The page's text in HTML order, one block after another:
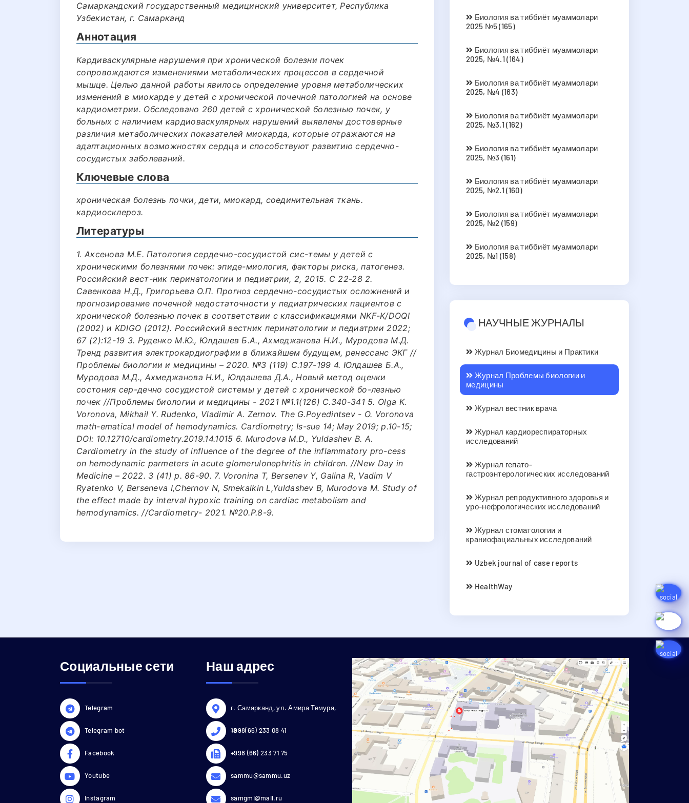
Самаркандский государственный медицинский университет, Республика
Узбекистан, г. Самарканд
Аннотация
Кардиваскулярные нарушения при хронической болезни почек
сопровождаются изменениями метаболических процессов в сердечной
мышце. Целью данной работы явилось определение уровня метаболических
изменений в миокарде у детей с хронической почечной патологией на основе
кардиометрии. Обследовано 260 детей с хронической болезнью почек, у
больных с наличием кардиоваскулярных нарушений выявлены достоверные
различия метаболических показателей миокарда, которые отражаются на
адаптационных возможностях сердца и способствуют развитию сердечно-
сосудистых заболеваний.
Ключевые слова
хроническая болезнь почки, дети, миокард, соединительная ткань.
кардиосклероз.
Литературы
1. Аксенова М.Е. Патология сердечно-сосудистой сис-темы у детей с
хроническими болезнями почек: эпиде-миология, факторы риска, патогенез.
Российский вест-ник перинатологии и педиатрии, 2, 2015. С 22-28 2.
Савенкова Н.Д., Григорьева О.П. Прогноз сердечно-сосудистых осложнений и
прогнозирование почечной недостаточности у педиатрических пациентов с
хронической болезнью почек в соответствии с классификациями NKF-K/DOQI
(2002) и KDIGO (2012). Российский вестник перинатологии и педиатрии 2022;
67 (2):12-19 3. Руденко М.Ю., Юлдашев Б.А., Ахмеджанова Н.И., Муродова М.Д.
Тренд развития электрокардиографии в ближайшем будущем, ренессанс ЭКГ //
Проблемы биологии и медицины – 2020. №3 (119) С.197-199 4. Юлдашев Б.А.,
Муродова М.Д., Ахмеджанова Н.И., Юлдашева Д.А., Новый метод оценки
состония сер-дечно сосудистой системы у детей с хронической бо-лезнью
почек //Проблемы биологии и медицины - 2021 №1.1(126) С.340-341 5. Olga K.
Voronova, Mikhail Y. Rudenko, Vladimir A. Zernov. The G.Poyedintsev - O. Voronova
math-ematical model of hemodynamics. Cardiometry; Is-sue 14; May 2019; p.10-15;
DOI: 10.12710/cardiometry.2019.14.1015 6. Murodova M.D., Yuldashev B. A.
Сardiometry in the study of influence of the degree of the inflammatory pro-cess
on hemodynamic parmeters in acute glomerulonephritis in children. //New Day in
Medicine – 2022. 3 (41) р. 86-90. 7. Voronina T, Bersenev Y, Galina R, Vadim V
Ryatenko V, Berseneva I,Chernov N, Smekalkin L,Yuldashev B, Murodova M. Study of
the effect made by interval hypoxic training on cardiac metabolism and
hemodynamics. //Cardiometry- 2021. №20.P.8-9.
Биология ва тиббиёт муаммолари
2025 №5 (165)
Биология ва тиббиёт муаммолари
2025, №4.1 (164)
Биология ва тиббиёт муаммолари
2025, №4 (163)
Биология ва тиббиёт муаммолари
2025, №3.1 (162)
Биология ва тиббиёт муаммолари
2025, №3 (161)
Биология ва тиббиёт муаммолари
2025, №2.1 (160)
Биология ва тиббиёт муаммолари
2025, №2 (159)
Биология ва тиббиёт муаммолари
2025, №1 (158)
НАУЧНЫЕ ЖУРНАЛЫ
Журнал Биомедицины и Практики
Журнал Проблемы биологии и
медицины
Журнал вестник врача
Журнал кардиореспираторных
исследований
Журнал гепато-
гастроэнтерологических исследований
Журнал репродуктивного здоровья и
уро-нефрологических исследований
Журнал стоматологии и
краниофациальных исследований
Uzbek journal of case reports
HealthWay
Социальные сети
Telegram
Telegram bot
Facebook
Youtube
Instagram
Наш адрес
г. Самарканд, ул. Амира Темура,
18
+998(66) 233 08 41
+998 (66) 233 71 75
sammu@sammu.uz
samgmi@mail.ru